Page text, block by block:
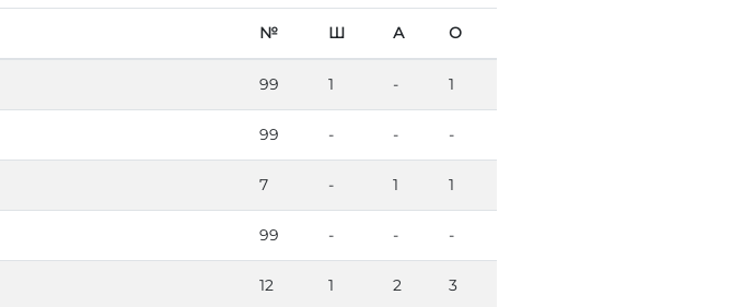
№ Ш А О
99 1 - 1
99 - - -
7 - 1 1
99 - - -
12 1 2 3